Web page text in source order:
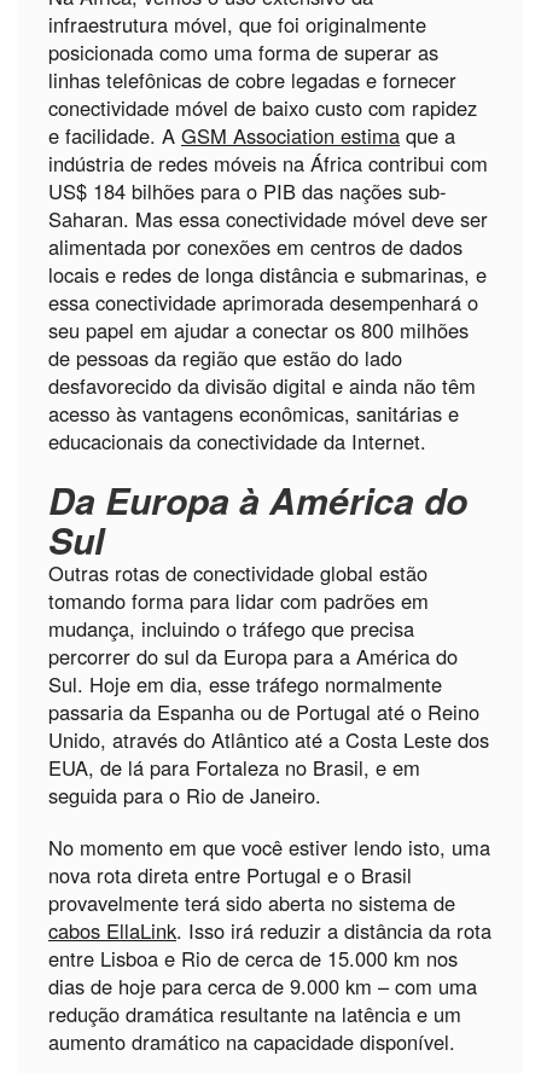
infraestrutura móvel, que foi originalmente
posicionada como uma forma de superar as
linhas telefônicas de cobre legadas e fornecer
conectividade móvel de baixo custo com rapidez
e facilidade. A GSM Association estima que a
indústria de redes móveis na África contribui com
US$ 184 bilhões para o PIB das nações sub-
Saharan. Mas essa conectividade móvel deve ser
alimentada por conexões em centros de dados
locais e redes de longa distância e submarinas, e
essa conectividade aprimorada desempenhará o
seu papel em ajudar a conectar os 800 milhões
de pessoas da região que estão do lado
desfavorecido da divisão digital e ainda não têm
acesso às vantagens econômicas, sanitárias e
educacionais da conectividade da Internet.
Da Europa à América do
Sul
Outras rotas de conectividade global estão
tomando forma para lidar com padrões em
mudança, incluindo o tráfego que precisa
percorrer do sul da Europa para a América do
Sul. Hoje em dia, esse tráfego normalmente
passaria da Espanha ou de Portugal até o Reino
Unido, através do Atlântico até a Costa Leste dos
EUA, de lá para Fortaleza no Brasil, e em
seguida para o Rio de Janeiro.
No momento em que você estiver lendo isto, uma
nova rota direta entre Portugal e o Brasil
provavelmente terá sido aberta no sistema de
cabos EllaLink. Isso irá reduzir a distância da rota
entre Lisboa e Rio de cerca de 15.000 km nos
dias de hoje para cerca de 9.000 km – com uma
redução dramática resultante na latência e um
aumento dramático na capacidade disponível.